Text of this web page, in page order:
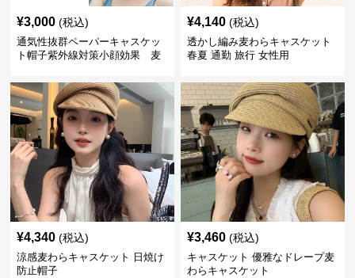
¥3,000 (税込)
通気性抜群ペーパーキャスケッ
ト帽子紫外線対策小顔効果 麦
¥4,140 (税込)
透かし編み麦わらキャスケット
春夏 通勤 旅行 女性用
¥4,340 (税込)
涼感麦わらキャスケット 日焼け
防止帽子
¥3,460 (税込)
キャスケット 優雅なドレープ麦
わらキャスケット